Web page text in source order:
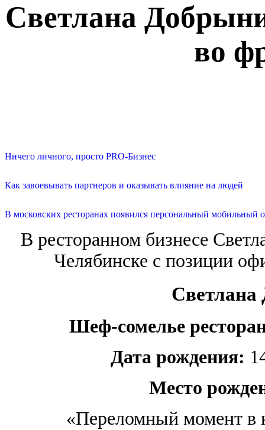
Светлана
во
Ничего личного, просто PRO-Бизнес
Как завоевывать партнеров и оказывать влияние на людей
В московских ресторанах появился персональный мобильный
В ресторанном бизнесе
Челябинске с позиции
Шеф-сомелье
Дата рождения:
Место
«Переломный момент в